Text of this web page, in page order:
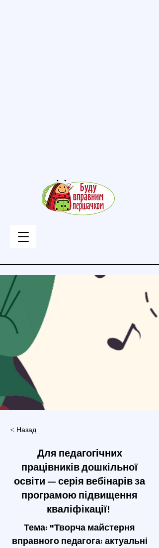
< Назад
Для педагогічних
працівників дошкільної
освіти — серія вебінарів за
програмою підвищення
кваліфікації!
Тема: "Творча майстерня
вправного педагога: актуальні